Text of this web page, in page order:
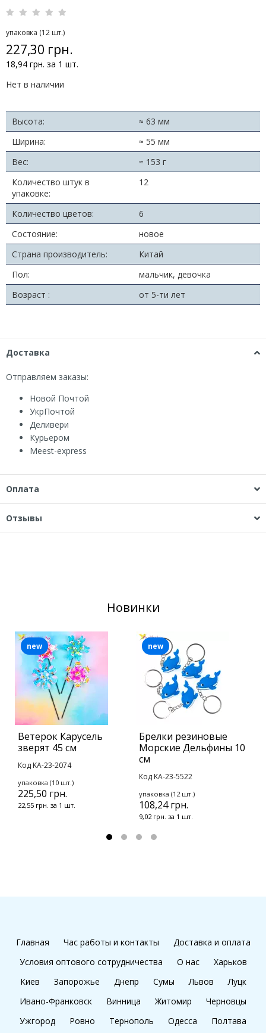
упаковка (12 шт.)
227,30 грн.
18,94 грн. за 1 шт.
Нет в наличии
Высота:
≈ 63 мм
Ширина:
≈ 55 мм
Вес:
≈ 153 г
Количество штук в
упаковке:
12
Количество цветов:
6
Состояние:
новое
Страна производитель:
Китай
Пол:
мальчик, девочка
Возраст :
от 5-ти лет
Доставка
Отправляем заказы:
Новой Почтой
УкрПочтой
Деливери
Курьером
Мeest-express
Оплата
Отзывы
Новинки
Ветерок Карусель
зверят 45 см
Код KA-23-2074
упаковка (10 шт.)
225,50 грн.
22,55 грн. за 1 шт.
new
Брелки резиновые
Морские Дельфины 10
см
Код KA-23-5522
упаковка (12 шт.)
108,24 грн.
9,02 грн. за 1 шт.
new
Главная Час работы и контакты
Доставка и оплата
Условия оптового сотрудничества
О нас
Харьков
Киев
Запорожье Днепр Сумы Львов
Луцк
Ивано-Франковск
Винница Житомир
Черновцы
Ужгород
Ровно Тернополь Одесса Полтава